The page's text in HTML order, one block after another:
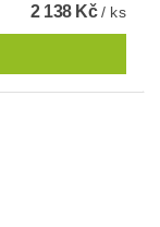
2 138 Kč/ ks